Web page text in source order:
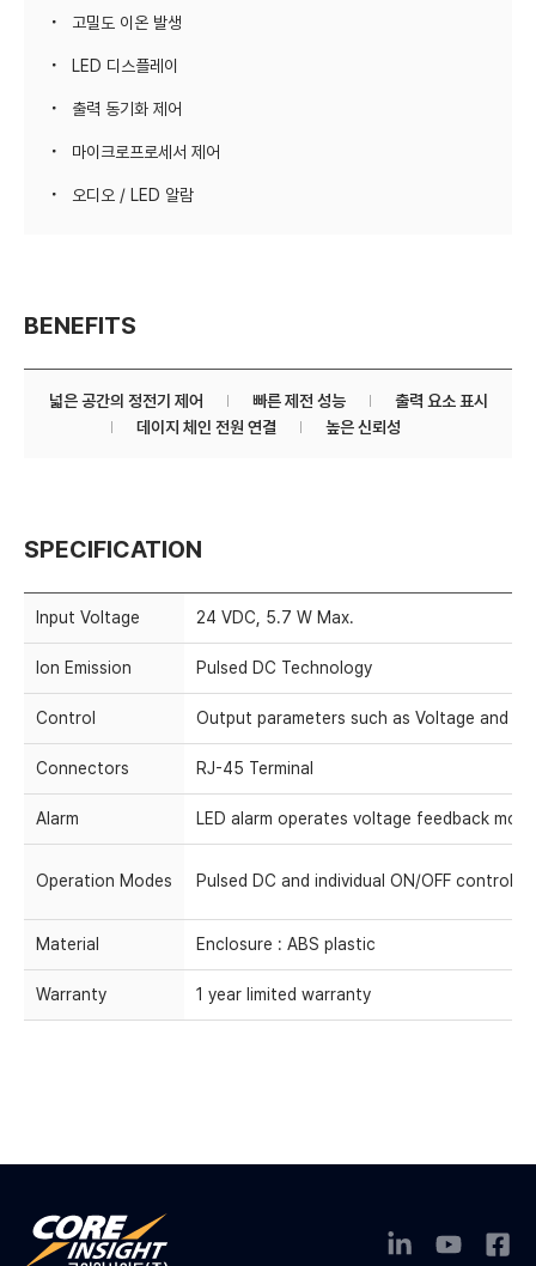
고밀도 이온 발생
LED 디스플레이
출력 동기화 제어
마이크로프로세서 제어
오디오 / LED 알람
BENEFITS
넓은 공간의 정전기 제어 빠른 제전 성능
출력 요소 표시
데이지 체인 전원 연결
높은 신뢰성
SPECIFICATION
Input Voltage 24 VDC, 5.7 W Max.
Ion Emission Pulsed DC Technology
Control Output parameters such as Voltage and
Connectors RJ-45 Terminal
Alarm LED alarm operates voltage feedback
Operation Modes Pulsed DC and individual ON/OFF control
Material Enclosure : ABS plastic
Warranty 1 year limited warranty